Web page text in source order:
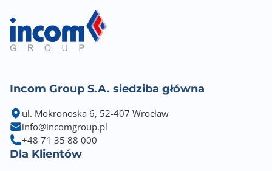
Incom Group S.A. siedziba główna
ul. Mokronoska 6, 52-407 Wrocław
info@incomgroup.pl
+48 71 35 88 000
Dla Klientów